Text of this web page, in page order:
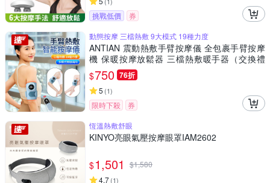
挑戰低價
券
動態按摩 三檔熱敷 9大模式 19種力度
ANTIAN 震動熱敷手臂按摩儀 全包裹手臂按摩
機 保暖按摩放鬆器 三檔熱敷暖手器（交換禮
物）
$750 76折
5 (1)
限時下殺
券
恆溫熱敷舒眼
KINYO亮眼氣壓按摩眼罩IAM2602
$1,501 $1,580
4.7(1)